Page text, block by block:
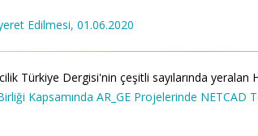
Edilmesi, 01.06.2020
Türkiye Dergisi'nin çeşitli sayılarında yeralan
Kapsamında AR_GE Projelerinde NETCAD